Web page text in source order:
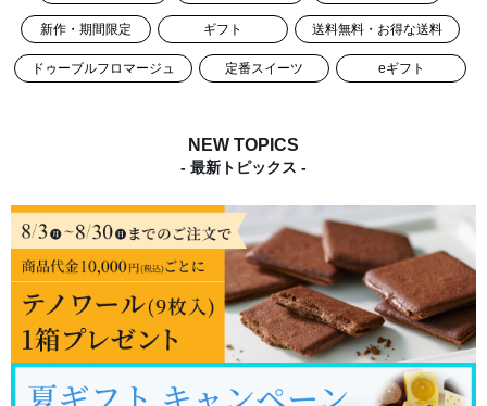
新作・期間限定 ギフト 送料無料・お得な送料
ドゥーブルフロマージュ 定番スイーツ eギフト
NEW TOPICS
- 最新トピックス -